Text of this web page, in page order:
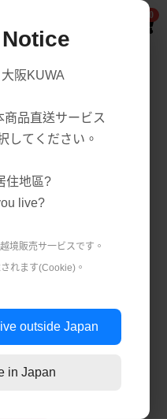
阪KUWA
品直送サービス
してください。
住地區?
live?
境販売サ一ビスです。
れます(Cookie)。
outside Japan
in Japan
0
×
類